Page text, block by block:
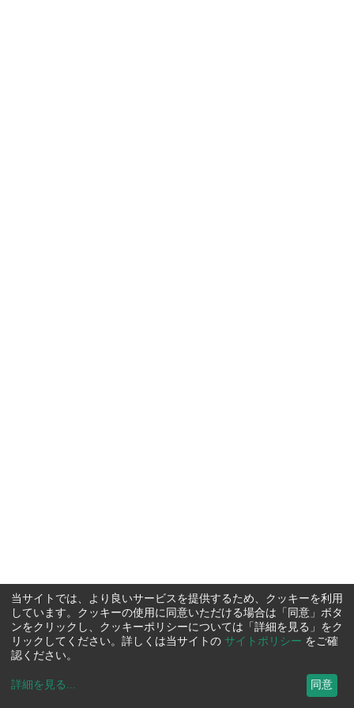
当サイトでは、より良いサービスを提供するため、クッキーを利用
しています。クッキーの使用に同意いただける場合は「同意」ボタ
ンをクリックし、クッキーポリシーについては「詳細を見る」をク
リックしてください。詳しくは当サイトの サイトポリシー をご確
認ください。
詳細を見る ... 同意